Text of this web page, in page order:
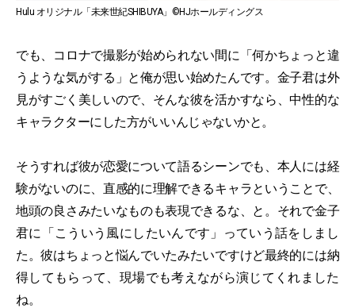
Hulu オリジナル「未来世紀SHIBUYA」©HJホールディングス
でも、コロナで撮影が始められない間に「何かちょっと違
うような気がする」と俺が思い始めたんです。金子君は外
見がすごく美しいので、そんな彼を活かすなら、中性的な
キャラクターにした方がいいんじゃないかと。
そうすれば彼が恋愛について語るシーンでも、本人には経
験がないのに、直感的に理解できるキャラということで、
地頭の良さみたいなものも表現できるな、と。それで金子
君に「こういう風にしたいんです」っていう話をしまし
た。彼はちょっと悩んでいたみたいですけど最終的には納
得してもらって、現場でも考えながら演じてくれました
ね。